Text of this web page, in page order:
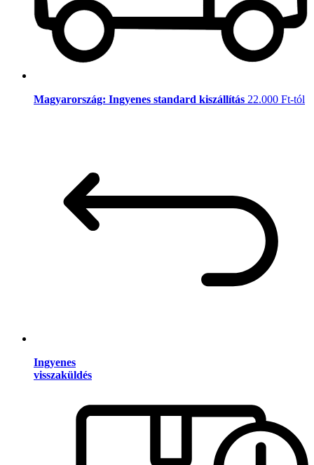
Magyarország: Ingyenes standard kiszállítás 22.000 Ft-tól
Ingyenes
visszaküldés